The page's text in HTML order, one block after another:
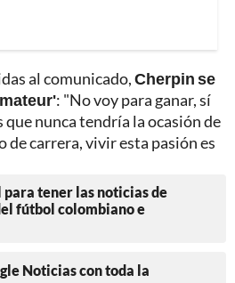
al comunicado,Cherpin se
: "No voy para ganar, sí
nunca tendría la ocasión de
de carrera, vivir esta pasión es
para tener las noticias de
fútbol colombiano e
Noticias con toda la